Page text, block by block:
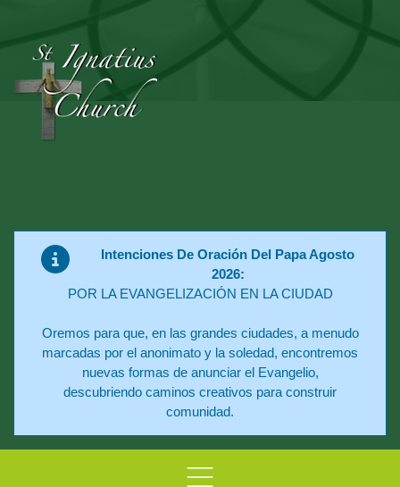
Intenciones De Oración Del Papa Agosto
2026:
POR LA EVANGELIZACIÓN EN LA CIUDAD
Oremos para que, en las grandes ciudades, a menudo
marcadas por el anonimato y la soledad, encontremos
nuevas formas de anunciar el Evangelio,
descubriendo caminos creativos para construir
comunidad.